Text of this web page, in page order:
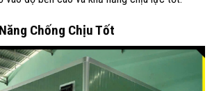
Chống Chịu Tốt